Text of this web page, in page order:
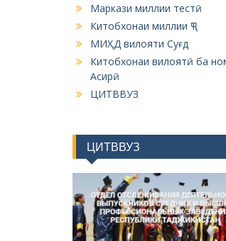
Маркази миллии тестӣ
Китобхонаи миллии ҶТ
МИҲД вилояти Суғд
Китобхонаи вилоятӣ ба
Асирӣ
ЦИТВВУЗ
ЦИТВВУЗ